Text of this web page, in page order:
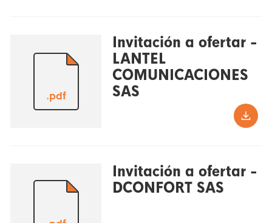
.pdf
Invitación a ofertar -
LANTEL
COMUNICACIONES
SAS
Invitación a ofertar -
DCONFORT SAS